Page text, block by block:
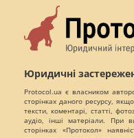
Юридичні
Protocol.ua є власником
сторінках даного ресурсу,
тексти, коментарі, статті,
аудіо, інші матеріали. При
сторінках «Протокол»